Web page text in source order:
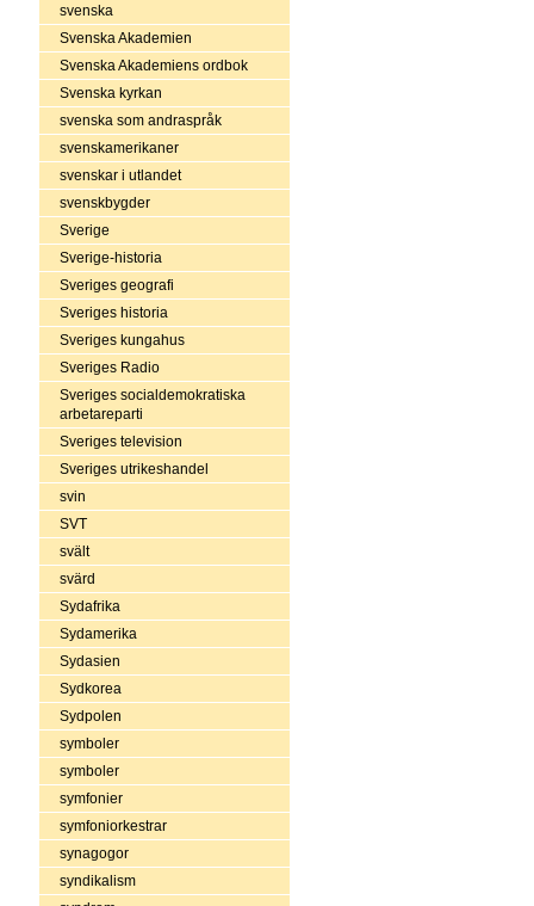
svenska
Svenska Akademien
Svenska Akademiens ordbok
Svenska kyrkan
svenska som andraspråk
svenskamerikaner
svenskar i utlandet
svenskbygder
Sverige
Sverige-historia
Sveriges geografi
Sveriges historia
Sveriges kungahus
Sveriges Radio
Sveriges socialdemokratiska
arbetareparti
Sveriges television
Sveriges utrikeshandel
svin
SVT
svält
svärd
Sydafrika
Sydamerika
Sydasien
Sydkorea
Sydpolen
symboler
symboler
symfonier
symfoniorkestrar
synagogor
syndikalism